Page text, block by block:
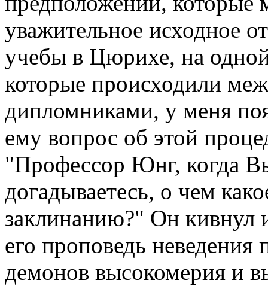
уважительное исходное
учебы в Цюрихе, на
которые происходили
дипломниками, у меня
ему вопрос об этой
"Профессор Юнг, когда
догадываетесь, о чем
заклинанию?" Он кивнул
его проповедь неведения
демонов высокомерия и